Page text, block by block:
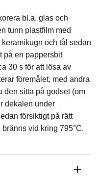
bl.a. glas och
tunn plastfilm med
och tål sedan
på en pappersbit
30 s för att lösa av
föremålet, med andra
den sitta på godset (om
dekalen under
försiktigt på rätt
vid kring 795°C.